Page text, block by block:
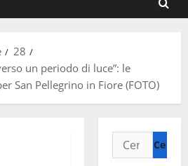
28
un periodo di luce”: le
San Pellegrino in Fiore (FOTO)
Ricerca
per: